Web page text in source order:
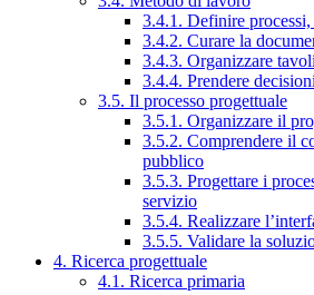
3.4.1. Definire
3.4.2. Curare la
3.4.3. Organizzare
3.4.4. Prendere decisioni
3.5. Il processo progettuale
3.5.1. Organizzare il
3.5.2. Comprendere il
pubblico
3.5.3. Progettare i
servizio
3.5.4. Realizzare
3.5.5. Validare la
4. Ricerca progettuale
4.1. Ricerca primaria